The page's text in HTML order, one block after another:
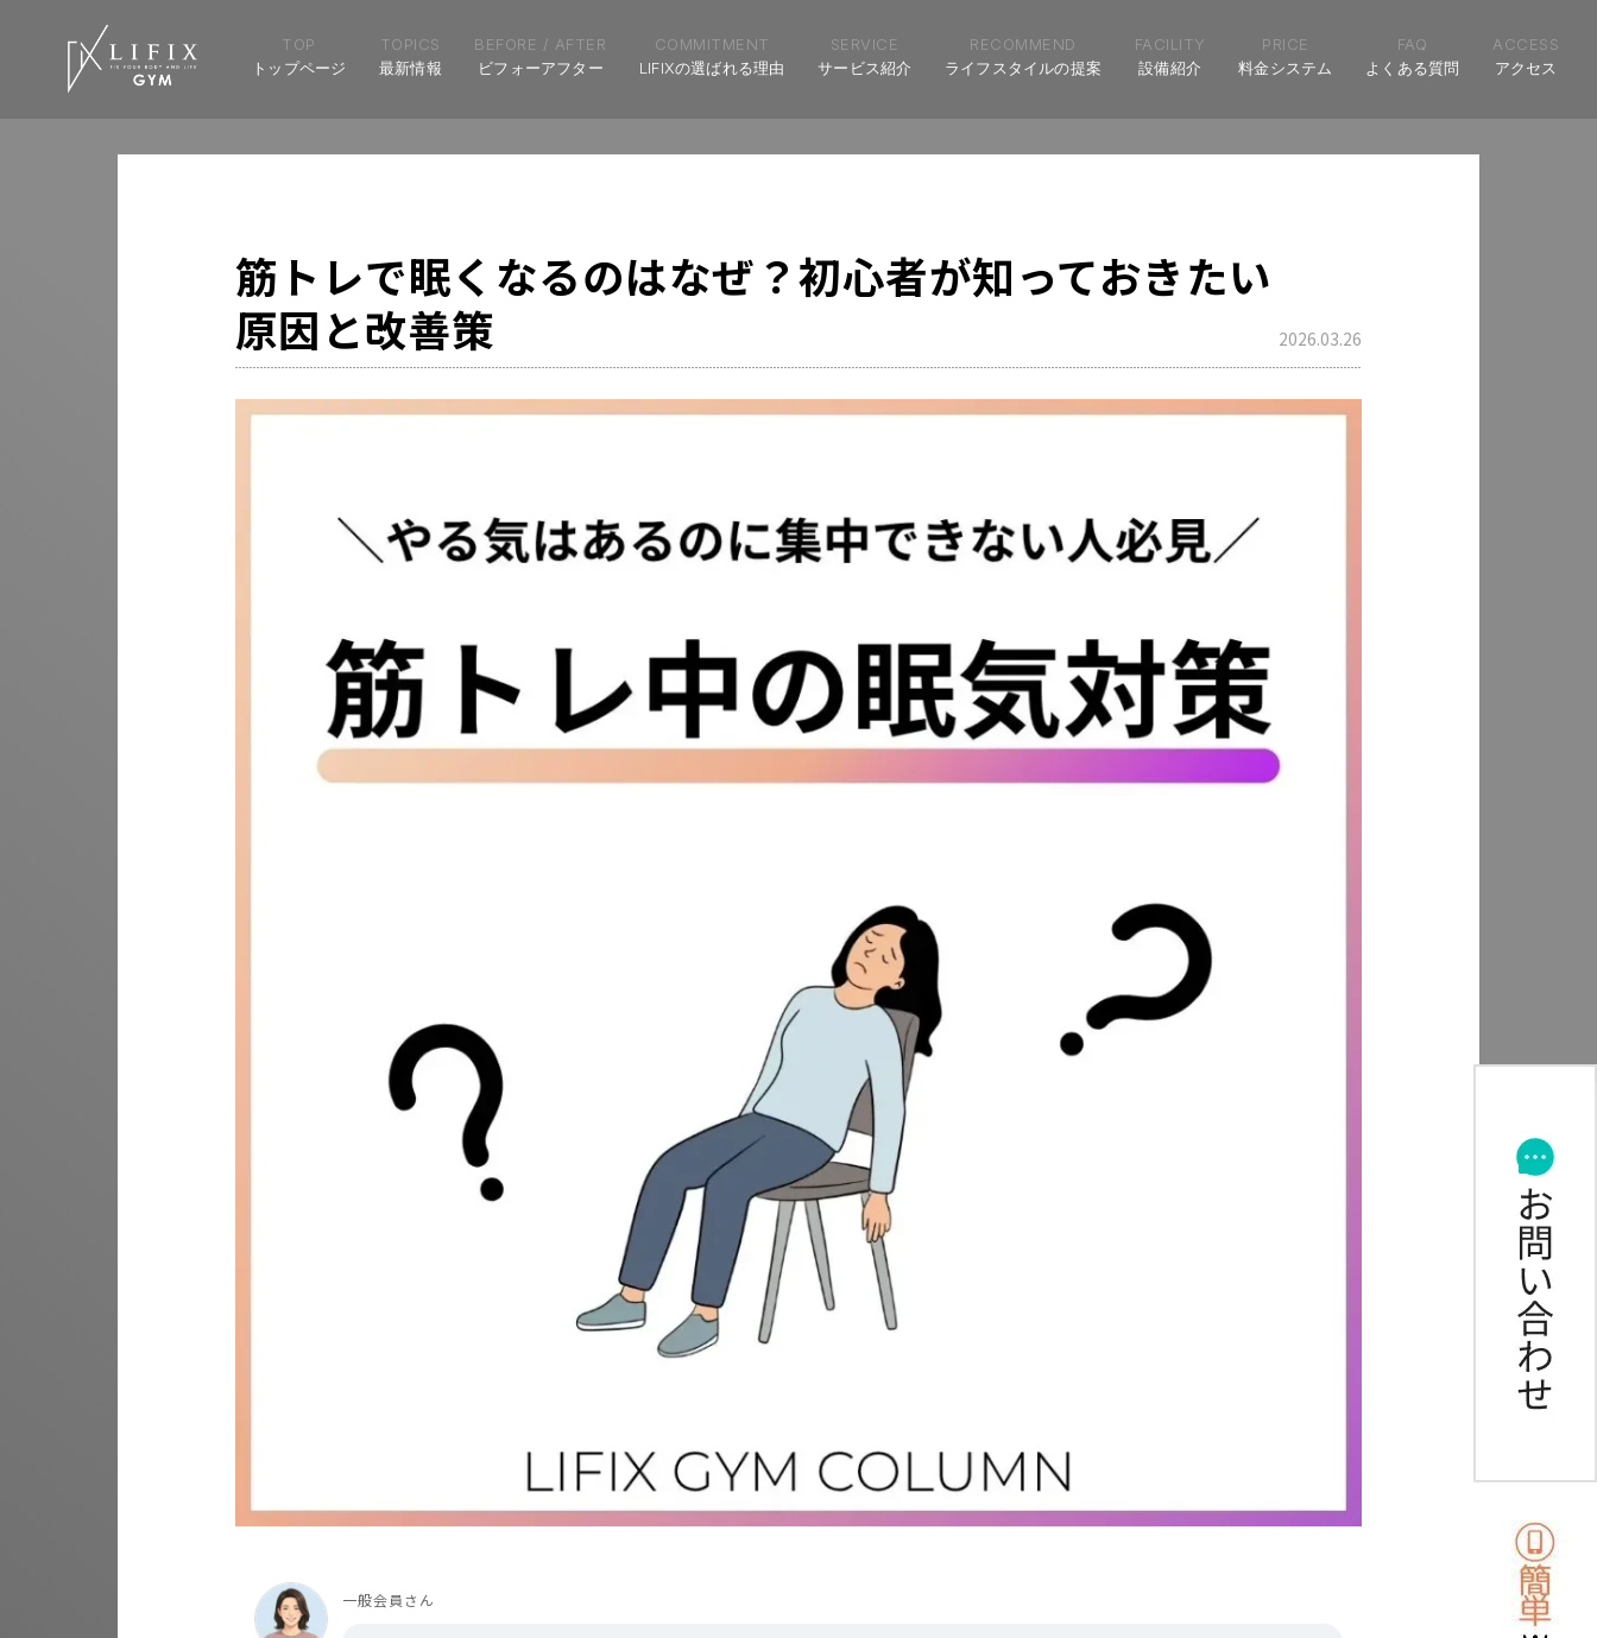
TOP
トップページ
TOPICS
最新情報
BEFORE / AFTER
ビフォーアフター
COMMITMENT
LIFIXの選ばれる理由
SERVICE
サービス紹介
RECOMMEND
ライフスタイルの提案
FACILITY
設備紹介
PRICE
料金システム
FAQ
よくある質問
ACCESS
アクセス
筋トレで眠くなるのはなぜ？初心者が知っておきたい
原因と改善策
2026.03.26
一般会員さん